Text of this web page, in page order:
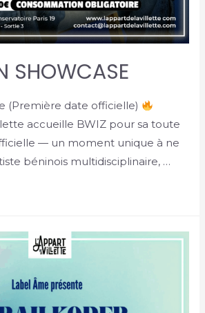
SHOWCASE
(Première date officielle)
accueille BWIZ pour sa toute
— un moment unique à ne
béninois multidisciplinaire, …